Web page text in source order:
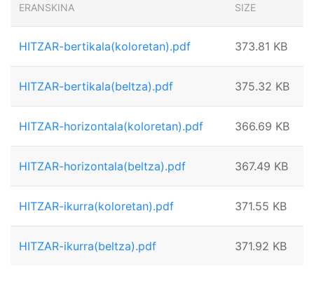
ERANSKINA SIZE
HITZAR-bertikala(koloretan).pdf 373.81 KB
HITZAR-bertikala(beltza).pdf 375.32 KB
HITZAR-horizontala(koloretan).pdf 366.69 KB
HITZAR-horizontala(beltza).pdf 367.49 KB
HITZAR-ikurra(koloretan).pdf 371.55 KB
HITZAR-ikurra(beltza).pdf 371.92 KB